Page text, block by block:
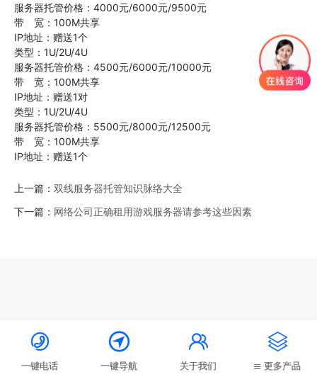
服务器托管价格：4000元/6000元/9500元
带 宽：100M共享
IP地址：赠送1个
类型：1U/2U/4U
服务器托管价格：4500元/6000元/10000元
带 宽：100M共享
IP地址：赠送1对
类型：1U/2U/4U
服务器托管价格：5500元/8000元/12500元
带 宽：100M共享
IP地址：赠送1个
上一篇： 双线服务器托管知识脉络大全
下一篇： 网络公司正确租用游戏服务器请参考这些因素

一键电话

一键导航

关于我们

更多产品